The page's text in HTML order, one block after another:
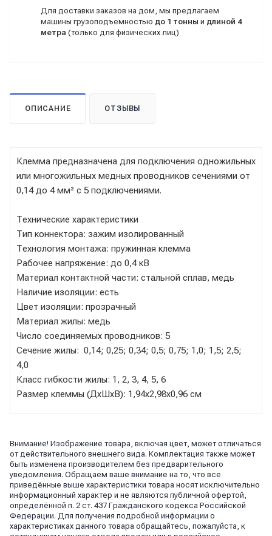
Для доставки заказов на дом, мы предлагаем
машины грузоподъемностью до 1 тонны и длиной 4
метра (только для физических лиц)
ОПИСАНИЕ ОТЗЫВЫ
Клемма предназначена для подключения одножильных
или многожильных медных проводников сечениями от
0,14 до 4 мм² с 5 подключениями.
Технические характеристики
Тип коннектора: зажим изолированный
Технология монтажа: пружинная клемма
Рабочее напряжение: до 0,4 кВ
Материал контактной части: стальной сплав, медь
Наличие изоляции: есть
Цвет изоляции: прозрачный
Материал жилы: медь
Число соединяемых проводников: 5
Сечение жилы: 0,14; 0,25; 0,34; 0,5; 0,75; 1,0; 1,5; 2,5;
4,0
Класс гибкости жилы: 1, 2, 3, 4, 5, 6
Размер клеммы (ДхШхВ): 1,94х2,98х0,96 см
Внимание! Изображение товара, включая цвет, может отличаться
от действительного внешнего вида. Комплектация также может
быть изменена производителем без предварительного
уведомления. Обращаем ваше внимание на то, что все
приведённые выше характеристики товара носят исключительно
информационный характер и не являются публичной офертой,
определённой п. 2 ст. 437 Гражданского кодекса Российской
Федерации. Для получения подробной информации о
характеристиках данного товара обращайтесь, пожалуйста, к